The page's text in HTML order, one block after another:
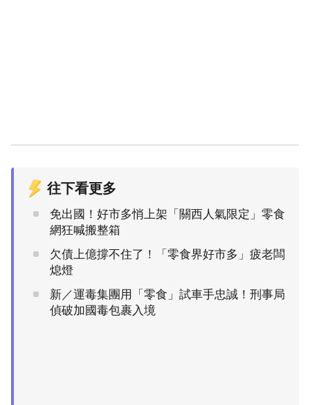
往下看更多
免出國！好市多悄上架「關西人氣限定」零食
網狂喊搬整箱
欠債上億撐不住了！「零食界好市多」疲老闆
熄燈
新／運毒集團用「零食」試車手忠誠！刑事局
偵破加國毒包裹入境